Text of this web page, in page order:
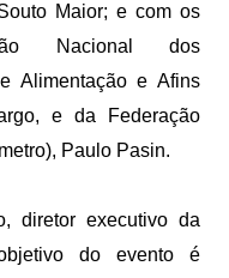
Maior; e com os
Nacional dos
Alimentação e Afins
e da Federação
Paulo Pasin.
diretor executivo da
do evento é